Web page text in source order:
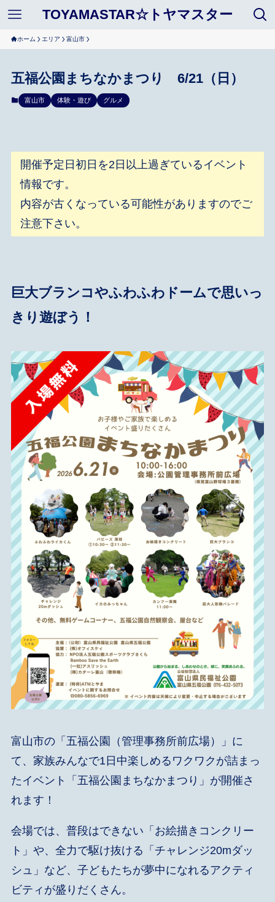
TOYAMASTAR☆トヤマスター
ホーム エリア 富山市
五福公園まちなかまつり 6/21（日）
富山市 体験・遊び グルメ
開催予定日初日を2日以上過ぎているイベント
情報です。
内容が古くなっている可能性がありますのでご
注意下さい。
巨大ブランコやふわふわドームで思いっ
きり遊ぼう！
富山市の「五福公園（管理事務所前広場）」に
て、家族みんなで1日中楽しめるワクワクが詰まっ
たイベント「五福公園まちなかまつり」が開催さ
れます！
会場では、普段はできない「お絵描きコンクリー
ト」や、全力で駆け抜ける「チャレンジ20mダッ
シュ」など、子どもたちが夢中になれるアクティ
ビティが盛りだくさん。